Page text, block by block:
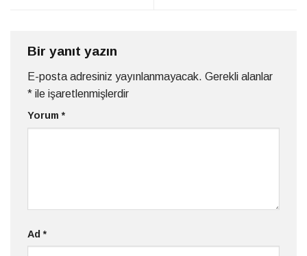
Bir yanıt yazın
E-posta adresiniz yayınlanmayacak. Gerekli alanlar
* ile işaretlenmişlerdir
Yorum*
Ad*